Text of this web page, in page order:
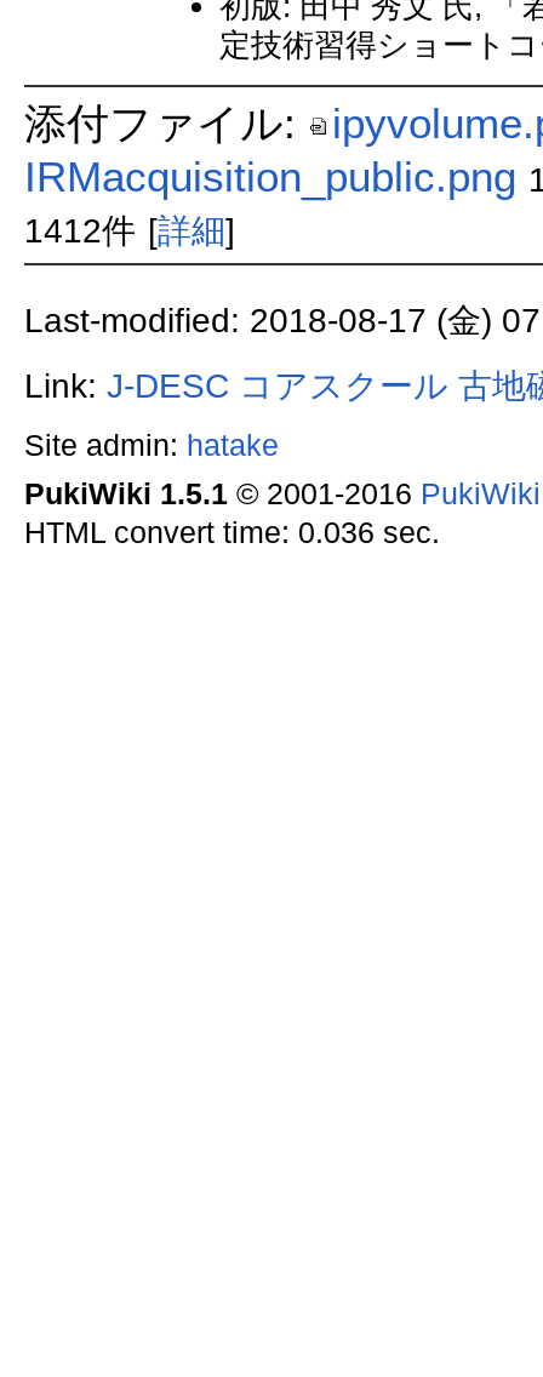
定技術習得ショート
添付ファイル:
IRMacquisition_public.png
1412件 [詳細]
Last-modified: 2018-08-17 (金)
Link: J-DESC コアスクール 古地
Site admin: hatake
PukiWiki 1.5.1© 2001-2016
HTML convert time: 0.036 sec.